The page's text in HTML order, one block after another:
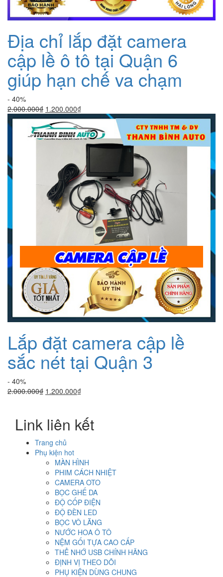
Địa chỉ lắp đặt camera
cập lề ô tô tại Quận 6
giúp hạn chế va chạm
- 40%
2.000.000₫ Giá
gốc
là:
2.000.000₫.
1.200.000₫Giá
hiện
tại
là:
1.200.000₫.
Lắp đặt camera cập lề
sắc nét tại Quận 3
- 40%
2.000.000₫ Giá
2.000.000₫.
1.200.000₫Giá
là:
1.200.000₫.
Link liên kết
Trang chủ
Phụ kiện hot
MÀN HÌNH
PHIM CÁCH NHIỆT
CAMERA OTO
BỌC GHẾ DA
ĐỘ CỐP ĐIỆN
ĐỘ ĐÈN LED
BỌC VÔ LĂNG
NƯỚC HOA Ô TÔ
NỆM GỐI TỰA CAO CẤP
THẺ NHỚ USB CHÍNH HÃNG
ĐỊNH VỊ THEO DÕI
PHỤ KIỆN DÙNG CHUNG